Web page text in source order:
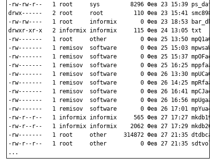
-rw-rw-r--   1 root     sys         8296 Фев 23 15:39 ps_data
drwx------   2 root     root         110 Фев 23 15:41 smc898
-rw-rw----   1 root     informix       0 Фев 23 18:53
drwxr-xr-x   2 informix informix     115 Фев 24 13:05 txt
-rw-------   1 root     other          0 Фев 25 13:50
-rw-------   1 remisov  software       0 Фев 25 15:03
-rw-------   1 remisov  software       0 Фев 25 15:37
-rw-------   1 remisov  software       0 Фев 25 16:25
-rw-------   1 remisov  software       0 Фев 26 13:30
-rw-------   1 remisov  software       0 Фев 26 14:25
-rw-------   1 remisov  software       0 Фев 26 16:41
-rw-------   1 remisov  software       0 Фев 26 16:56
-rw-------   1 remisov  software       0 Фев 26 17:01
-rw-r--r--   1 informix informix     565 Фев 27 17:27
-rw-r--r--   1 informix informix    2062 Фев 27 17:29
-rw-------   1 root     other     314872 Фев 27 21:35
-rw-r--r--   1 root     other          0 Фев 27 21:35